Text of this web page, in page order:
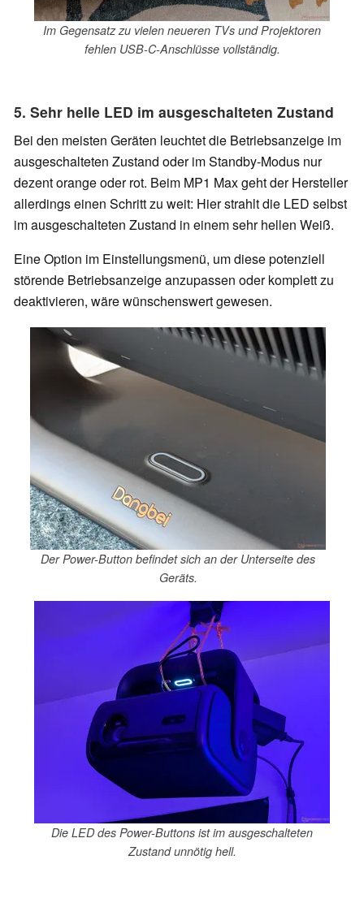
Im Gegensatz zu vielen neueren TVs und Projektoren
fehlen USB-C-Anschlüsse vollständig.
5. Sehr helle LED im ausgeschalteten Zustand
Bei den meisten Geräten leuchtet die Betriebsanzeige im
ausgeschalteten Zustand oder im Standby-Modus nur
dezent orange oder rot. Beim MP1 Max geht der Hersteller
allerdings einen Schritt zu weit: Hier strahlt die LED selbst
im ausgeschalteten Zustand in einem sehr hellen Weiß.
Eine Option im Einstellungsmenü, um diese potenziell
störende Betriebsanzeige anzupassen oder komplett zu
deaktivieren, wäre wünschenswert gewesen.
Der Power-Button befindet sich an der Unterseite des
Geräts.
Die LED des Power-Buttons ist im ausgeschalteten
Zustand unnötig hell.